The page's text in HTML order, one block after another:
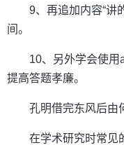
9、再追加内容“讲
间。
10、另外学会使用
提高答题孝廉。
孔明借完东风后由
在学术研究时常见